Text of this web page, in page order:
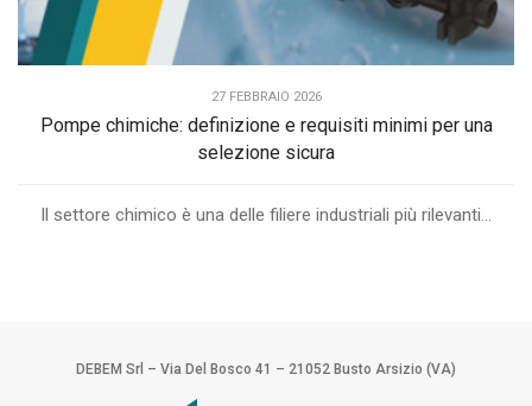
27 FEBBRAIO 2026
Pompe chimiche: definizione e requisiti minimi per una
selezione sicura
Il settore chimico è una delle filiere industriali più rilevanti...
DEBEM Srl – Via Del Bosco 41 – 21052 Busto Arsizio (VA)